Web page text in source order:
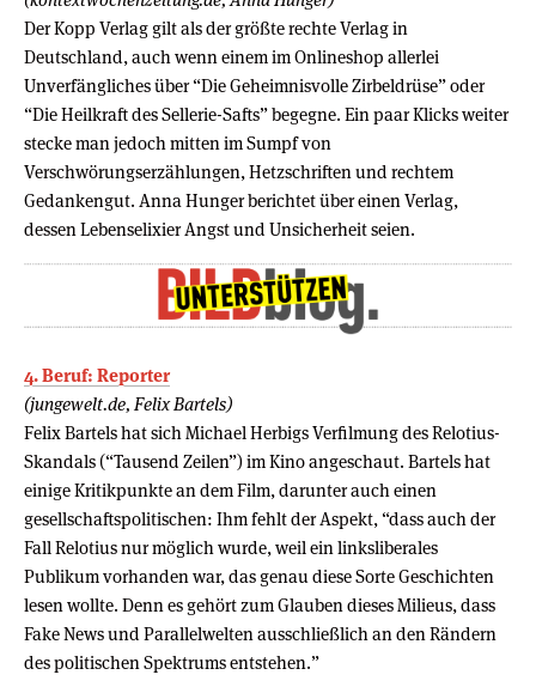
Der Kopp Verlag gilt als der größte rechte Verlag in
Deutschland, auch wenn einem im Onlineshop allerlei
Unverfängliches über “Die Geheimnisvolle Zirbeldrüse” oder
“Die Heilkraft des Sellerie-Safts” begegne. Ein paar Klicks weiter
stecke man jedoch mitten im Sumpf von
Verschwörungserzählungen, Hetzschriften und rechtem
Gedankengut. Anna Hunger berichtet über einen Verlag,
dessen Lebenselixier Angst und Unsicherheit seien.
4. Beruf: Reporter
(jungewelt.de, Felix Bartels)
Felix Bartels hat sich Michael Herbigs Verfilmung des Relotius-
Skandals (“Tausend Zeilen”) im Kino angeschaut. Bartels hat
einige Kritikpunkte an dem Film, darunter auch einen
gesellschaftspolitischen: Ihm fehlt der Aspekt, “dass auch der
Fall Relotius nur möglich wurde, weil ein linksliberales
Publikum vorhanden war, das genau diese Sorte Geschichten
lesen wollte. Denn es gehört zum Glauben dieses Milieus, dass
Fake News und Parallelwelten ausschließlich an den Rändern
des politischen Spektrums entstehen.”